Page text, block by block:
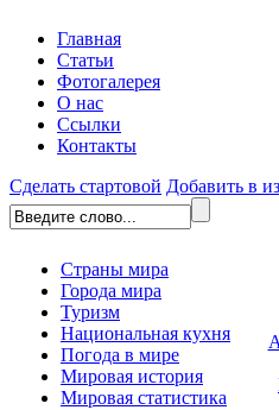
Главная
Статьи
Фотогалерея
О нас
Ссылки
Контакты
Сделать стартовой Добавить в
Страны мира
Города мира
Туризм
Национальная кухня
Погода в мире
Мировая история
Мировая статистика